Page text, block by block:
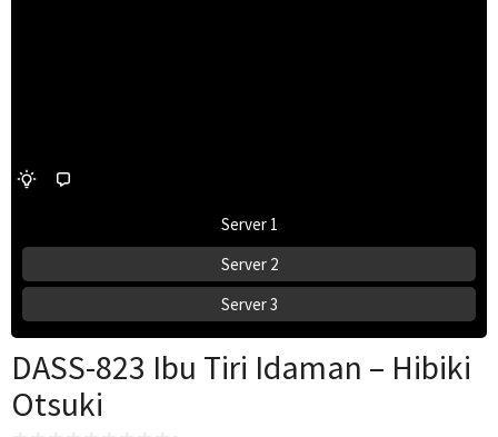
Server 1
Server 2
Server 3
DASS-823 Ibu Tiri Idaman – Hibiki
Otsuki